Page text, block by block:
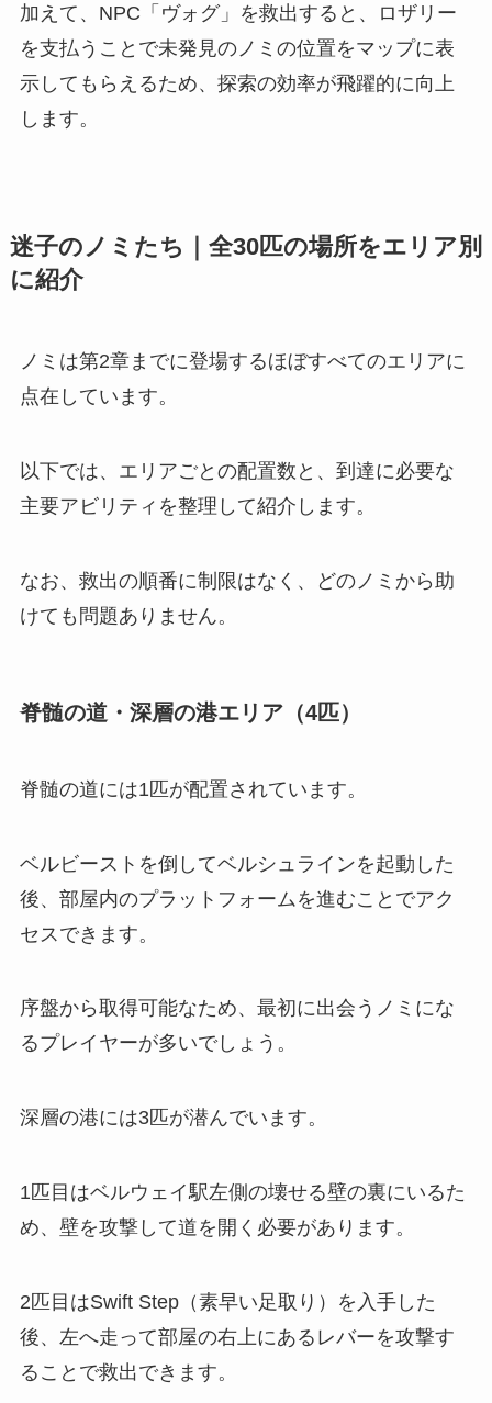
加えて、NPC「ヴォグ」を救出すると、ロザリー
を支払うことで未発見のノミの位置をマップに表
示してもらえるため、探索の効率が飛躍的に向上
します。
迷子のノミたち｜全30匹の場所をエリア別
に紹介
ノミは第2章までに登場するほぼすべてのエリアに
点在しています。
以下では、エリアごとの配置数と、到達に必要な
主要アビリティを整理して紹介します。
なお、救出の順番に制限はなく、どのノミから助
けても問題ありません。
脊髄の道・深層の港エリア（4匹）
脊髄の道には1匹が配置されています。
ベルビーストを倒してベルシュラインを起動した
後、部屋内のプラットフォームを進むことでアク
セスできます。
序盤から取得可能なため、最初に出会うノミにな
るプレイヤーが多いでしょう。
深層の港には3匹が潜んでいます。
1匹目はベルウェイ駅左側の壊せる壁の裏にいるた
め、壁を攻撃して道を開く必要があります。
2匹目はSwift Step（素早い足取り）を入手した
後、左へ走って部屋の右上にあるレバーを攻撃す
ることで救出できます。